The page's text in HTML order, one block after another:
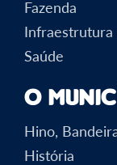
Fazenda
Infraestrutura
Saúde
O
Hino,
História